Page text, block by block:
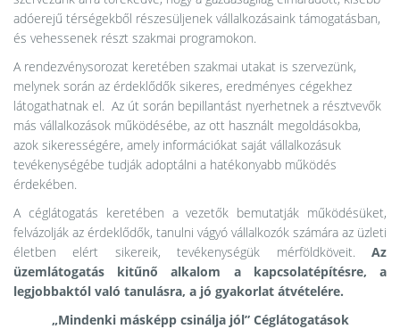
adóerejű térségekből részesüljenek vállalkozásaink támogatásban,
és vehessenek részt szakmai programokon.
A rendezvénysorozat keretében szakmai utakat is szervezünk,
melynek során az érdeklődők sikeres, eredményes cégekhez
látogathatnak el. Az út során bepillantást nyerhetnek a résztvevők
más vállalkozások működésébe, az ott használt megoldásokba,
azok sikerességére, amely információkat saját vállalkozásuk
tevékenységébe tudják adoptálni a hatékonyabb működés
érdekében.
A céglátogatás keretében a vezetők bemutatják működésüket,
felvázolják az érdeklődők, tanulni vágyó vállalkozók számára az üzleti
életben elért sikereik, tevékenységük mérföldköveit. Az
üzemlátogatás kitűnő alkalom a kapcsolatépítésre, a
legjobbaktól való tanulásra, a jó gyakorlat átvételére.
„Mindenki másképp csinálja jól” Céglátogatások